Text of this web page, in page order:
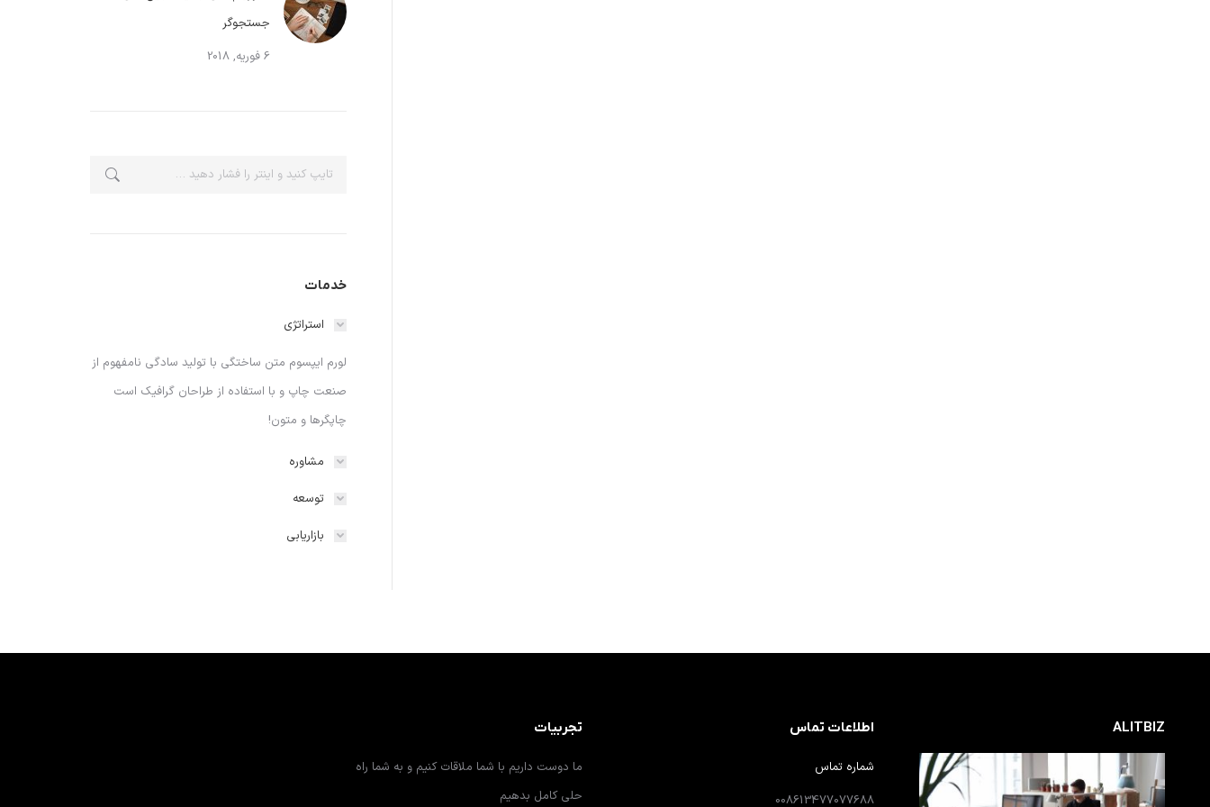
جستجوگر
6 فوریه, 2018
جستجو:
خدمات
استراتژی
لورم ایپسوم متن ساختگی با تولید سادگی نامفهوم از
صنعت چاپ و با استفاده از طراحان گرافیک است
چاپگرها و متون!
مشاوره
توسعه
بازاریابی
ALITBIZ اطلاعات تماس
شماره تماس
008613477077688
تجربیات
ما دوست داریم با شما ملاقات کنیم و به شما راه
حلی کامل بدهیم